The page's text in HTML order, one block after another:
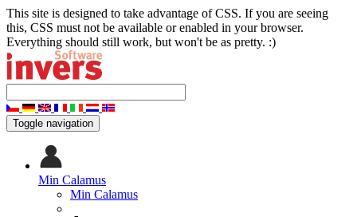
This site is designed to take advantage of CSS. If you are seeing
this, CSS must not be available or enabled in your browser.
Everything should still work, but won't be as pretty. :)
Toggle navigation
Min Calamus
Min Calamus